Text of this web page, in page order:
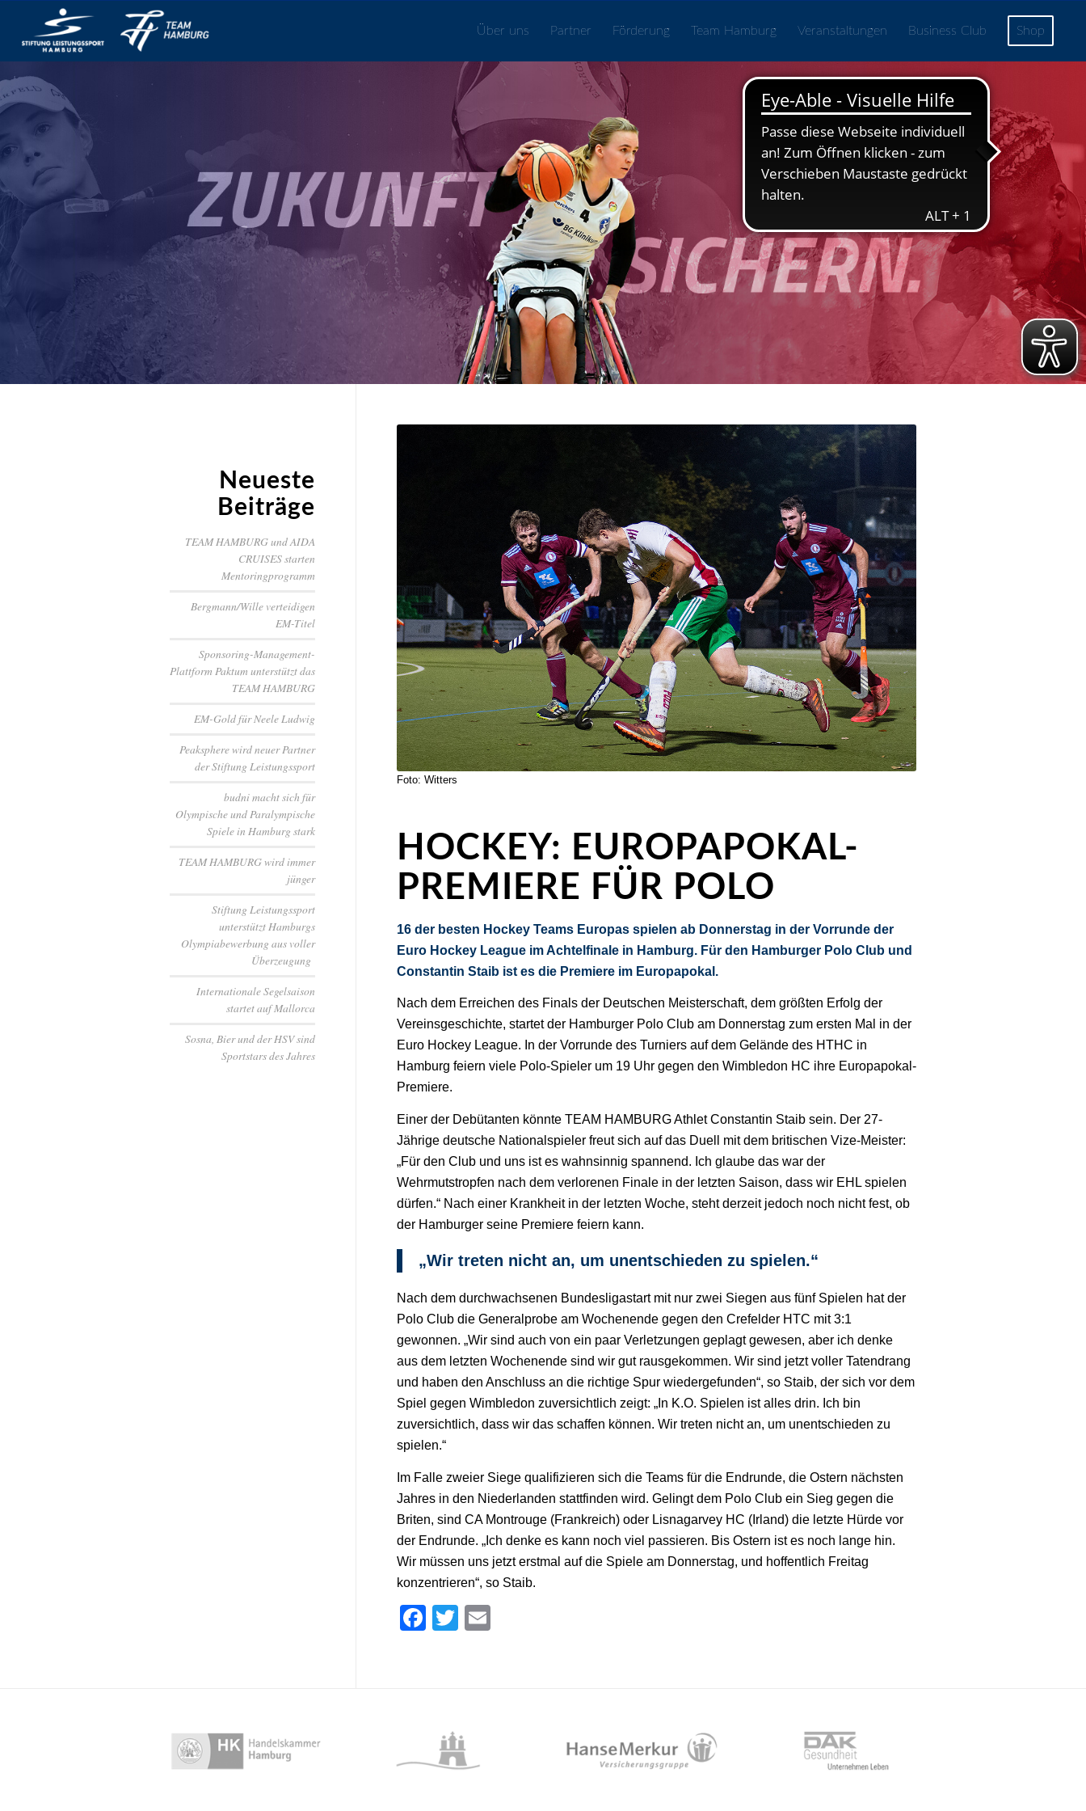
Über uns Partner Förderung Team Hamburg Veranstaltungen Business Club Shop
Foto: Witters
HOCKEY: EUROPAPOKAL-
PREMIERE FÜR POLO
16 der besten Hockey Teams Europas spielen ab Donnerstag in der Vorrunde der
Euro Hockey League im Achtelfinale in Hamburg. Für den Hamburger Polo Club und
Constantin Staib ist es die Premiere im Europapokal.
Nach dem Erreichen des Finals der Deutschen Meisterschaft, dem größten Erfolg der
Vereinsgeschichte, startet der Hamburger Polo Club am Donnerstag zum ersten Mal in der
Euro Hockey League. In der Vorrunde des Turniers auf dem Gelände des HTHC in
Hamburg feiern viele Polo-Spieler um 19 Uhr gegen den Wimbledon HC ihre Europapokal-
Premiere.
Einer der Debütanten könnte TEAM HAMBURG Athlet Constantin Staib sein. Der 27-
Jährige deutsche Nationalspieler freut sich auf das Duell mit dem britischen Vize-Meister:
„Für den Club und uns ist es wahnsinnig spannend. Ich glaube das war der
Wehrmutstropfen nach dem verlorenen Finale in der letzten Saison, dass wir EHL spielen
dürfen.“ Nach einer Krankheit in der letzten Woche, steht derzeit jedoch noch nicht fest, ob
der Hamburger seine Premiere feiern kann.
„Wir treten nicht an, um unentschieden zu spielen.“
Nach dem durchwachsenen Bundesligastart mit nur zwei Siegen aus fünf Spielen hat der
Polo Club die Generalprobe am Wochenende gegen den Crefelder HTC mit 3:1
gewonnen. „Wir sind auch von ein paar Verletzungen geplagt gewesen, aber ich denke
aus dem letzten Wochenende sind wir gut rausgekommen. Wir sind jetzt voller Tatendrang
und haben den Anschluss an die richtige Spur wiedergefunden“, so Staib, der sich vor dem
Spiel gegen Wimbledon zuversichtlich zeigt: „In K.O. Spielen ist alles drin. Ich bin
zuversichtlich, dass wir das schaffen können. Wir treten nicht an, um unentschieden zu
spielen.“
Im Falle zweier Siege qualifizieren sich die Teams für die Endrunde, die Ostern nächsten
Jahres in den Niederlanden stattfinden wird. Gelingt dem Polo Club ein Sieg gegen die
Briten, sind CA Montrouge (Frankreich) oder Lisnagarvey HC (Irland) die letzte Hürde vor
der Endrunde. „Ich denke es kann noch viel passieren. Bis Ostern ist es noch lange hin.
Wir müssen uns jetzt erstmal auf die Spiele am Donnerstag, und hoffentlich Freitag
konzentrieren“, so Staib.
Facebook
Twitter
Neueste
Beiträge
TEAM HAMBURG und AIDA
CRUISES starten
Mentoringprogramm
Bergmann/Wille verteidigen
EM-Titel
Sponsoring-Management-
Plattform Paktum unterstützt das
TEAM HAMBURG
EM-Gold für Neele Ludwig
Peaksphere wird neuer Partner
der Stiftung Leistungssport
budni macht sich für
Olympische und Paralympische
Spiele in Hamburg stark
TEAM HAMBURG wird immer
jünger
Stiftung Leistungssport
unterstützt Hamburgs
Olympiabewerbung aus voller
Überzeugung
Internationale Segelsaison
startet auf Mallorca
Sosna, Bier und der HSV sind
Sportstars des Jahres